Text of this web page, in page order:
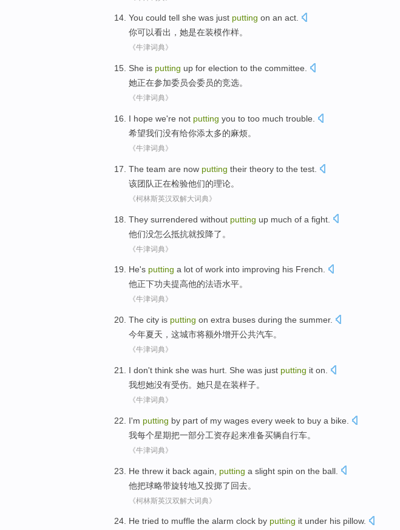
You could tell she was just putting on an act.
你可以看出 ， 她是在装模作样。
《牛津词典》
She is putting up for election to the committee
她正在参加委员会委员的竞选。
《牛津词典》
I hope we're not putting you to too much trouble
希望我们没有给你添太多的麻烦。
《牛津词典》
The team are now putting their theory to the test
该团队正在检验他们的理论。
《柯林斯英汉双解大词典》
They surrendered without putting up much of a fight.
他们没怎么抵抗就投降了 。
《牛津词典》
He's putting a lot of work into improving his French.
他正下功夫提高他的法语水平。
《牛津词典》
The city is putting on extra buses during the summer.
今年夏天 ， 这城市将额外增开公共汽车。
《牛津词典》
I don't think she was hurt . She was just putting it on
我想她没有受伤。她只是在装样子。
《牛津词典》
I'm putting by part of my wages every week to buy a bike
我每个星期把一部分工资存起来准备买辆自行车。
《牛津词典》
He threw it back again putting a slight spin on the ball
他把球略带旋转地又投掷了回去。
《柯林斯英汉双解大词典》
He tried to muffle the alarm clock by putting it under his pillow.